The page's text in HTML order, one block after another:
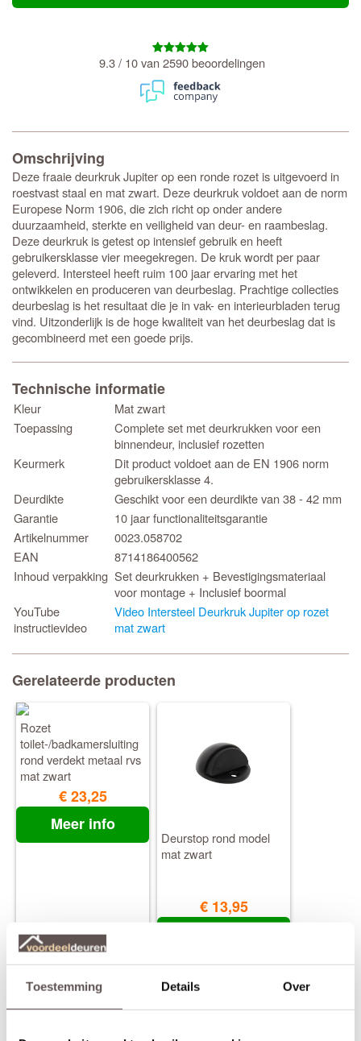
Toestemming Details Over
9.3 / 10 van 2590 beoordelingen
Omschrijving
Deze fraaie deurkruk Jupiter op een ronde rozet is uitgevoerd in
roestvast staal en mat zwart. Deze deurkruk voldoet aan de norm
Europese Norm 1906, die zich richt op onder andere
duurzaamheid, sterkte en veiligheid van deur- en raambeslag.
Deze deurkruk is getest op intensief gebruik en heeft
gebruikersklasse vier meegekregen. De kruk wordt per paar
geleverd. Intersteel heeft ruim 100 jaar ervaring met het
ontwikkelen en produceren van deurbeslag. Prachtige collecties
deurbeslag is het resultaat die je in vak- en interieurbladen terug
vind. Uitzonderlijk is de hoge kwaliteit van het deurbeslag dat is
gecombineerd met een goede prijs.
Technische informatie
Kleur
Mat zwart
Toepassing
Complete set met deurkrukken voor een
binnendeur, inclusief rozetten
Keurmerk
Dit product voldoet aan de EN 1906 norm
gebruikersklasse 4.
Deurdikte
Geschikt voor een deurdikte van 38 - 42 mm
Garantie
10 jaar functionaliteitsgarantie
Artikelnummer
0023.058702
EAN
8714186400562
Inhoud verpakking Set deurkrukken + Bevestigingsmateriaal
voor montage + Inclusief boormal
YouTube
instructievideo
Video Intersteel Deurkruk Jupiter op rozet
mat zwart
Gerelateerde producten
Rozet
toilet-/badkamersluiting
rond verdekt metaal rvs
mat zwart
€ 23,25
Meer info
Deurstop rond model
mat zwart
€ 13,95